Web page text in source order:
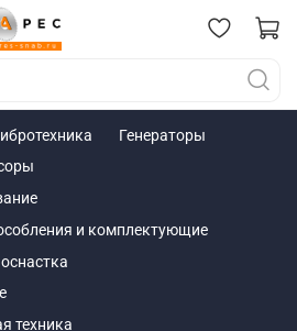
Генераторы
и комплектующие
техника